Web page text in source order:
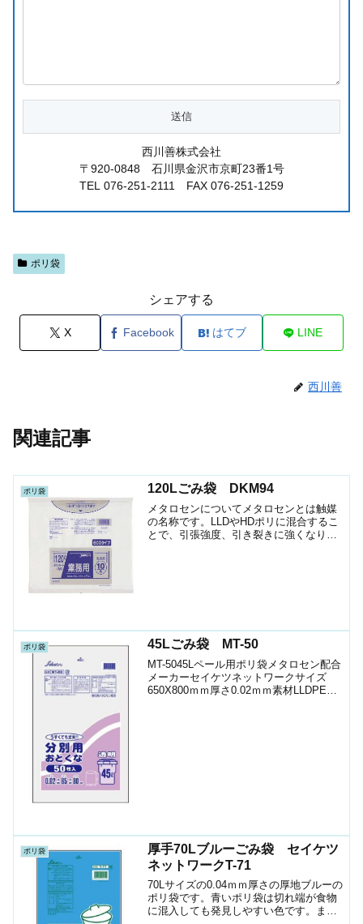
西川善株式会社
〒920-0848 石川県金沢市京町23番1号
TEL 076-251-2111 FAX 076-251-1259
ポリ袋
シェアする
X Facebook はてブ LINE
西川善
関連記事
ポリ袋 120Lごみ袋 DKM94
メタロセンについてメタロセンとは触媒
の名称です。LLDやHDポリに混合するこ
とで、引張強度、引き裂きに強くなりま
ポリ袋 45Lごみ袋 MT-50
MT-5045Lペール用ポリ袋メタロセン配合
メーカーセイケツネットワークサイズ
650X800ｍｍ厚さ0.02ｍｍ素材LLDPE色
ポリ袋
厚手70Lブルーごみ袋 セイケツ
ネットワークT-71
70Lサイズの0.04ｍｍ厚さの厚地ブルーの
ポリ袋です。青いポリ袋は切れ端が食物
に混入しても発見しやすい色です。ま